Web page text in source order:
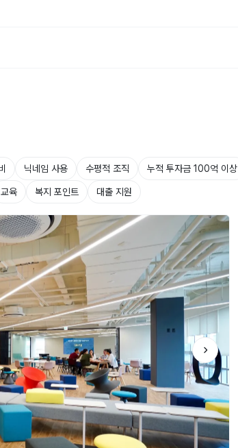
닉네임 사용 수평적 조직 누적 투자금 100억 이상
교육 복지 포인트 대출 지원